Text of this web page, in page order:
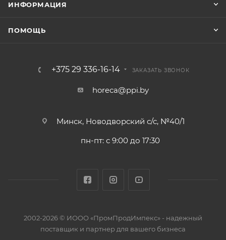
ИНФОРМАЦИЯ
ПОМОЩЬ
+375 29 336-16-14 ЗАКАЗАТЬ ЗВОНОК
horeca@ppi.by
Минск, Новодворский с/с, №40/1
пн-пт: с 9:00 до 17:30
2002-2026 © ИООО «ПромПродИмпекс» - надежный
поставщик и партнер для вашего бизнеса